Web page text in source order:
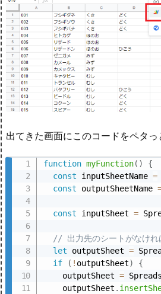
出てきた画面にこのコードをペタっ
function myFunction( )
{
const inputSheetName =
const outputSheetName
const inputSheet =
// 出力先のシートがなけれ
let outputSheet =
if
( ! outputSheet)
{
    outputSheet
=
    outputSheet
.